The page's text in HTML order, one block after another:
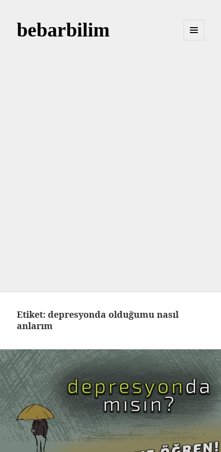
bebarbilim
Etiket:depresyonda olduğumu nasıl
anlarım